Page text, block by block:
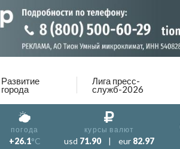
Развитие
города
Лига пресс-
служб-2026
погода
+26.1°C
курсы валют
usd 71.90 | eur 82.97